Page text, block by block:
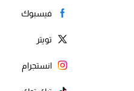
فيسبوك
تويتر
انستجرام